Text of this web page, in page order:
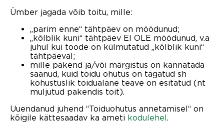
Ümber jagada võib toitu, mille:
„parim enne“ tähtpäev on möödunud;
„kõlblik kuni“ tähtpäev EI OLE möödunud, v.a
juhul kui toode on külmutatud „kõlblik kuni“
tähtpäeval;
mille pakend ja/või märgistus on kannatada
saanud, kuid toidu ohutus on tagatud sh
kohustuslik toidualane teave on esitatud (nt
muljutud pakendis toit).
Uuendanud juhend “Toiduohutus annetamisel“ on
kõigile kättesaadav ka ameti kodulehel.